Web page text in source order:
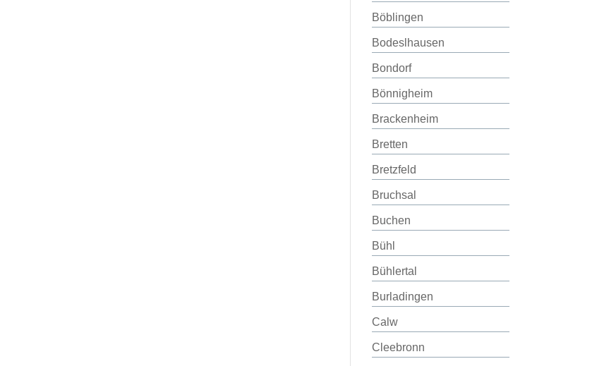
Böblingen
Bodeslhausen
Bondorf
Bönnigheim
Brackenheim
Bretten
Bretzfeld
Bruchsal
Buchen
Bühl
Bühlertal
Burladingen
Calw
Cleebronn